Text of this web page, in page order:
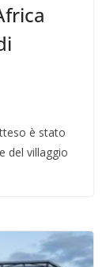
è stato
del villaggio